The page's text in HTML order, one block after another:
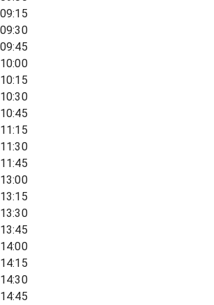
09:15
09:30
09:45
10:00
10:15
10:30
10:45
11:15
11:30
11:45
13:00
13:15
13:30
13:45
14:00
14:15
14:30
14:45